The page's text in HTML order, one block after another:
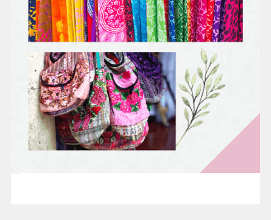
LULUR
就是身
質，按
摩師一
邊按
摩、搓
揉，同